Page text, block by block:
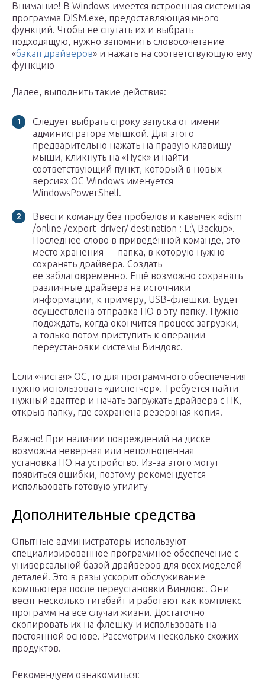
Внимание! В Windows имеется встроенная системная
программа DISM.exe, предоставляющая много
функций. Чтобы не спутать их и выбрать
подходящую, нужно запомнить словосочетание
«бэкап драйверов» и нажать на соответствующую ему
функцию
Далее, выполнить такие действия:
Следует выбрать строку запуска от имени
администратора мышкой. Для этого
предварительно нажать на правую клавишу
мыши, кликнуть на «Пуск» и найти
соответствующий пункт, который в новых
версиях ОС Windows именуется
WindowsPowerShell.
Ввести команду без пробелов и кавычек «dism
/online /export-driver/ destination : E:\ Backup».
Последнее слово в приведённой команде, это
место хранения — папка, в которую нужно
сохранять драйвера. Создать
ее заблаговременно. Ещё возможно сохранять
различные драйвера на источники
информации, к примеру, USB-флешки. Будет
осуществлена отправка ПО в эту папку. Нужно
подождать, когда окончится процесс загрузки,
а только потом приступить к операции
переустановки системы Виндовс.
Если «чистая» ОС, то для программного обеспечения
нужно использовать «диспетчер». Требуется найти
нужный адаптер и начать загружать драйвера с ПК,
открыв папку, где сохранена резервная копия.
Важно! При наличии повреждений на диске
возможна неверная или неполноценная
установка ПО на устройство. Из-за этого могут
появиться ошибки, поэтому рекомендуется
использовать готовую утилиту
Дополнительные средства
Опытные администраторы используют
специализированное программное обеспечение с
универсальной базой драйверов для всех моделей
деталей. Это в разы ускорит обслуживание
компьютера после переустановки Виндовс. Они
весят несколько гигабайт и работают как комплекс
программ на все случаи жизни. Достаточно
скопировать их на флешку и использовать на
постоянной основе. Рассмотрим несколько схожих
продуктов.
Рекомендуем ознакомиться: